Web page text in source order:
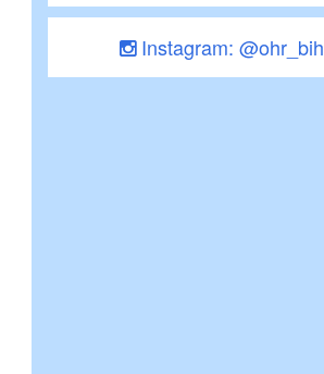
Instagram: @ohr_bih